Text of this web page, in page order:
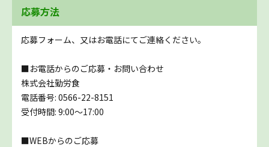
応募方法
応募フォーム、又はお電話にてご連絡ください。
■お電話からのご応募・お問い合わせ
株式会社勤労食
電話番号: 0566-22-8151
受付時間: 9:00～17:00
■WEBからのご応募